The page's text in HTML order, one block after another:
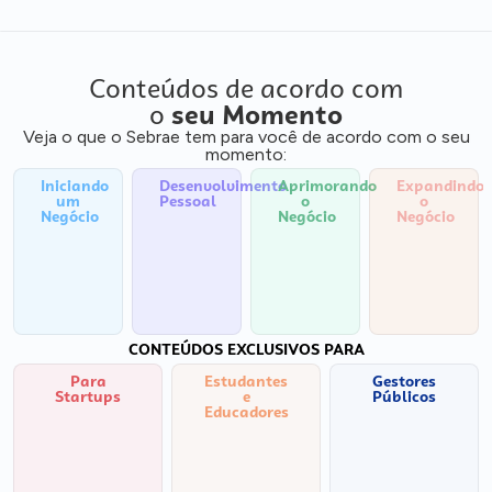
Conteúdos de acordo com
o seu Momento
Veja o que o Sebrae tem para você de acordo com o seu
momento:
Iniciando
um
Negócio
Desenvolvimento
Pessoal
Aprimorando
o
Negócio
Expandindo
o
Negócio
CONTEÚDOS EXCLUSIVOS PARA
Para
Startups
Estudantes
e
Educadores
Gestores
Públicos